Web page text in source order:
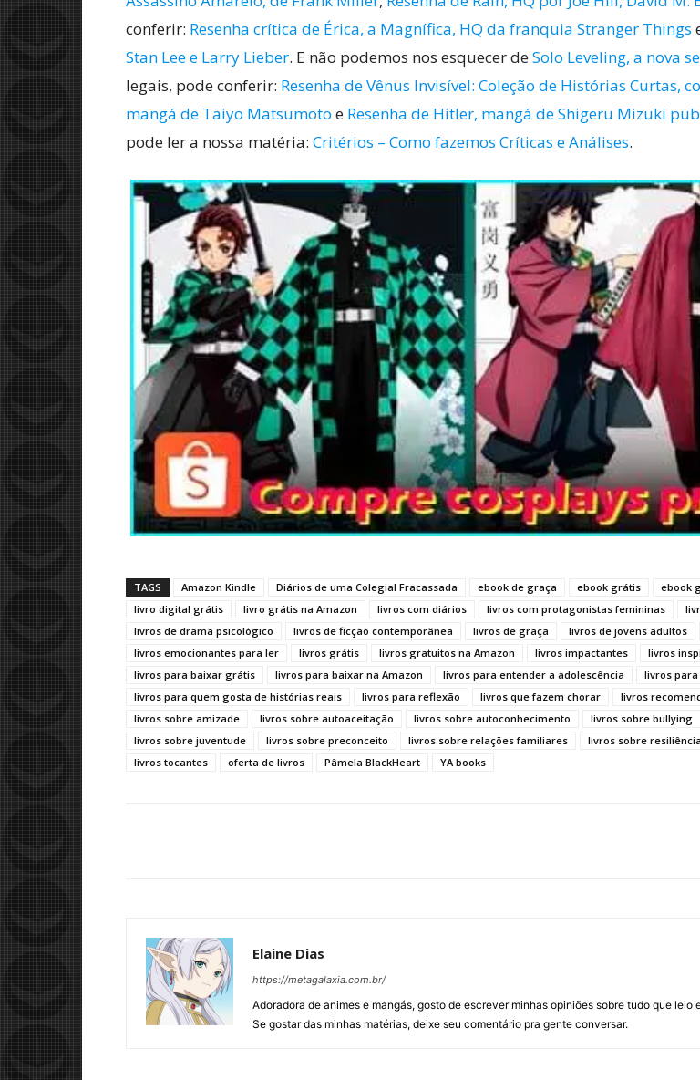
conferir: Resenha crítica de Érica, a Magnífica, HQ da franquia Stranger Things
Stan Lee e Larry Lieber. E não podemos nos esquecer deSolo Leveling, a nova
legais, pode conferir: Resenha de Vênus Invisível: Coleção de Histórias Curtas,
mangá de Taiyo Matsumoto e Resenha de Hitler, mangá de Shigeru Mizuki
pode ler a nossa matéria: Critérios – Como fazemos Críticas e Análises.
TAGS Amazon Kindle Diários de uma Colegial Fracassada ebook de graça ebook grátis ebook
livro digital grátis
livro grátis na Amazon livros com diários livros com protagonistas femininas
livros de drama psicológico
livros de ficção contemporânea livros de graça livros de jovens adultos
livros emocionantes para ler
livros grátis livros gratuitos na Amazon livros impactantes livros
livros para baixar grátis
livros para baixar na Amazon livros para entender a adolescência livros
livros para quem gosta de histórias reais
livros para reflexão livros que fazem chorar livros
livros sobre amizade
livros sobre autoaceitação livros sobre autoconhecimento livros sobre bullying
livros sobre juventude
livros sobre preconceito livros sobre relações familiares livros sobre resiliência
livros tocantes
oferta de livros Pâmela BlackHeart YA books
Elaine Dias
https://metagalaxia.com.br/
Adoradora de animes e mangás, gosto de escrever minhas opiniões sobre tudo que
Se gostar das minhas matérias, deixe seu comentário pra gente conversar.